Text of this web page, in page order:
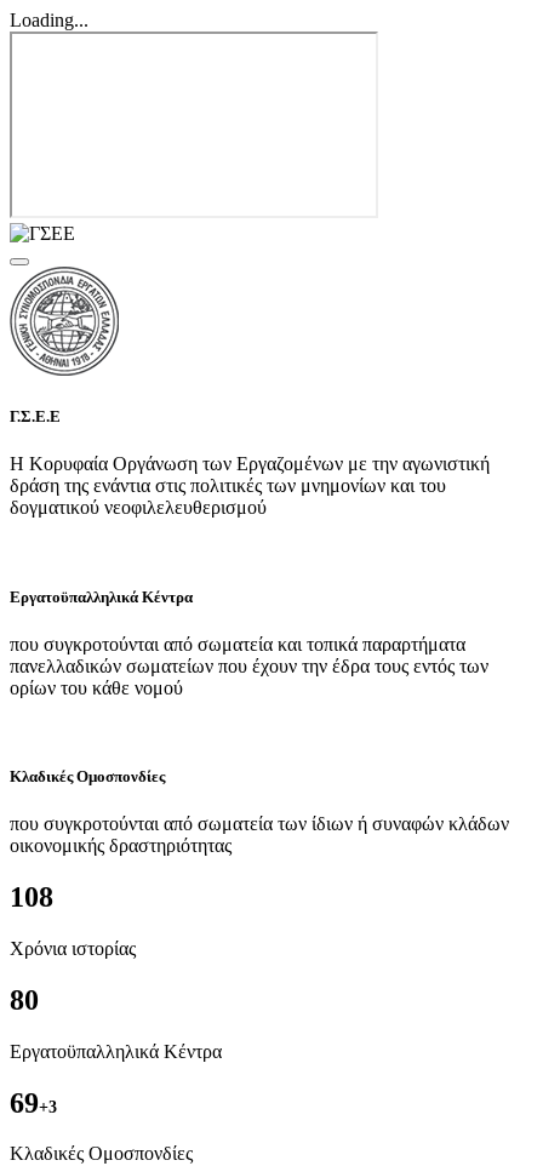
Loading...
Γ.Σ.Ε.Ε
Η Κορυφαία Οργάνωση των Εργαζομένων με την αγωνιστική
δράση της ενάντια στις πολιτικές των μνημονίων και του
δογματικού νεοφιλελευθερισμού
Εργατοϋπαλληλικά Κέντρα
που συγκροτούνται από σωματεία και τοπικά παραρτήματα
πανελλαδικών σωματείων που έχουν την έδρα τους εντός των
ορίων του κάθε νομού
Κλαδικές Ομοσπονδίες
που συγκροτούνται από σωματεία των ίδιων ή συναφών κλάδων
οικονομικής δραστηριότητας
108
Χρόνια ιστορίας
80
Εργατοϋπαλληλικά Κέντρα
69+3
Kλαδικές Ομοσπονδίες